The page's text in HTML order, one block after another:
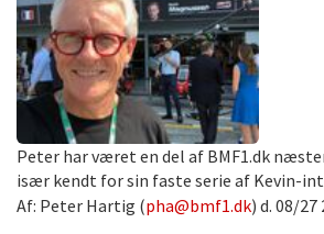
Peter har været en del af BMF1.dk
især kendt for sin faste serie af Kevin-
Af: Peter Hartig (pha@bmf1.dk) d. 08/